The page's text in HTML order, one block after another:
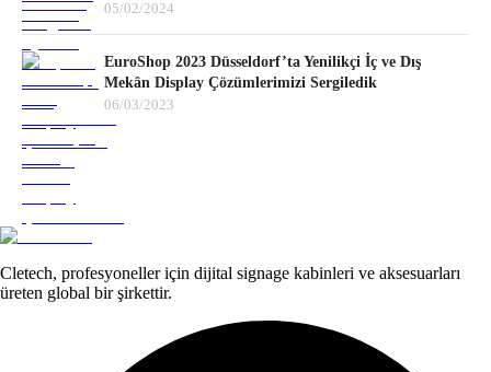
05/02/2024
EuroShop 2023 Düsseldorf’ta Yenilikçi İç ve Dış
Mekân Display Çözümlerimizi Sergiledik
06/03/2023
Cletech, profesyoneller için dijital signage kabinleri ve aksesuarları
üreten global bir şirkettir.